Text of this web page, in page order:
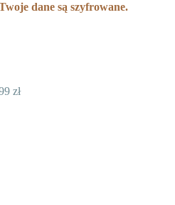
dane są szyfrowane.
zł